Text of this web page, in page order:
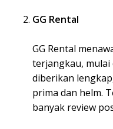
GG Rental
GG Rental
terjangkau, mulai
diberikan
prima dan helm.
banyak review